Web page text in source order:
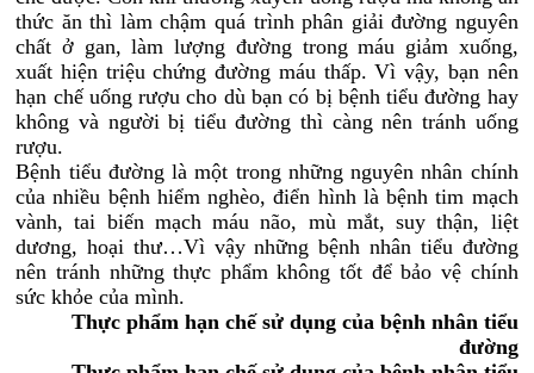
thức ăn thì làm chậm quá trình phân giải đường nguyên
chất ở gan, làm lượng đường trong máu giảm xuống,
xuất hiện triệu chứng đường máu thấp. Vì vậy, bạn nên
hạn chế uống rượu cho dù bạn có bị bệnh tiểu đường hay
không và người bị tiểu đường thì càng nên tránh uống
rượu.
Bệnh tiểu đường là một trong những nguyên nhân chính
của nhiều bệnh hiểm nghèo, điển hình là bệnh tim mạch
vành, tai biến mạch máu não, mù mắt, suy thận, liệt
dương, hoại thư…Vì vậy những bệnh nhân tiểu đường
nên tránh những thực phẩm không tốt để bảo vệ chính
sức khỏe của mình.
Thực phẩm hạn chế sử dụng của bệnh nhân tiểu
đường